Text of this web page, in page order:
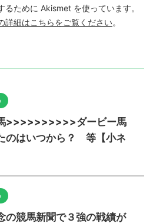
るために Akismet を使っています。
詳細はこちらをご覧ください。
>>>>>>>>>>ダービー馬
のはいつから？ 等【小ネ
の競馬新聞で３強の戦績が